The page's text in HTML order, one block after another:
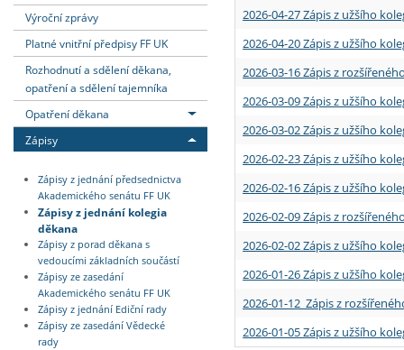
Absolventi fakulty
Vyjíždějící zaměstnanci
Výroční zprávy
Platné vnitřní předpisy FF UK
Rozhodnutí a sdělení děkana,
opatření a sdělení tajemníka
Opatření děkana
Zápisy
Zápisy z jednání předsednictva
Akademického senátu FF UK
Zápisy z jednání kolegia
děkana
Zápisy z porad děkana s
vedoucími základních součástí
Zápisy ze zasedání
Akademického senátu FF UK
Zápisy z jednání Ediční rady
Zápisy ze zasedání Vědecké
rady
2026-04-27 Zápis z užšího
2026-04-20 Zápis z užšího
2026-03-16 Zápis z
2026-03-09 Zápis z užšího
2026-03-02 Zápis z užšího
2026-02-23 Zápis z užšího
2026-02-16 Zápis z užšího
2026-02-09 Zápis z
2026-02-02 Zápis z užšího
2026-01-26 Zápis z užšího
2026-01-12 Zápis z
2026-01-05 Zápis z užšího